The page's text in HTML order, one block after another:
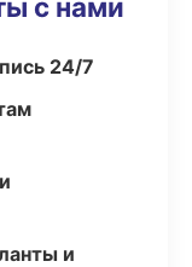
с нами
24/7
и